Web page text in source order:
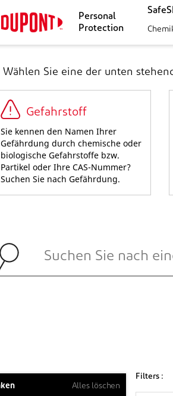
Personal
Protection
Wählen Sie eine der unten
Gefahrstoff
Sie kennen den Namen Ihrer
Gefährdung durch chemische oder
biologische Gefahrstoffe bzw.
Partikel oder Ihre CAS-Nummer?
Suchen Sie nach Gefährdung.
Alles löschen
Filters :